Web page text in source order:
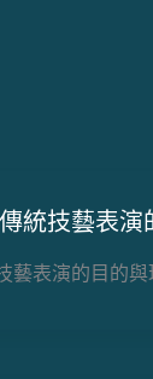
統技藝表演
藝表演的目的與